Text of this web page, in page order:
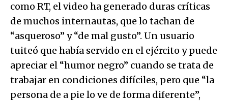
como RT, el video ha generado duras críticas
de muchos internautas, que lo tachan de
“asqueroso” y “de mal gusto”. Un usuario
tuiteó que había servido en el ejército y puede
apreciar el “humor negro” cuando se trata de
trabajar en condiciones difíciles, pero que “la
persona de a pie lo ve de forma diferente”,